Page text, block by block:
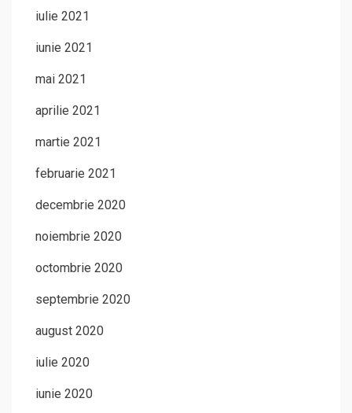
iulie 2021
iunie 2021
mai 2021
aprilie 2021
martie 2021
februarie 2021
decembrie 2020
noiembrie 2020
octombrie 2020
septembrie 2020
august 2020
iulie 2020
iunie 2020